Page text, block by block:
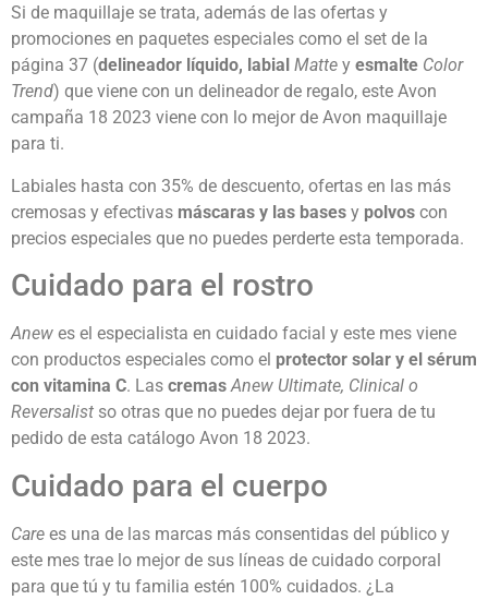
Si de maquillaje se trata, además de las ofertas y
promociones en paquetes especiales como el set de la
página 37 (delineador líquido, labial Matte y esmalte Color
Trend) que viene con un delineador de regalo, este Avon
campaña 18 2023 viene con lo mejor de Avon maquillaje
para ti.
Labiales hasta con 35% de descuento, ofertas en las más
cremosas y efectivas máscaras y las bases y polvos con
precios especiales que no puedes perderte esta temporada.
Cuidado para el rostro
Anew es el especialista en cuidado facial y este mes viene
con productos especiales como el protector solar y el sérum
con vitamina C. Las cremas Anew Ultimate, Clinical o
Reversalist so otras que no puedes dejar por fuera de tu
pedido de esta catálogo Avon 18 2023.
Cuidado para el cuerpo
Care es una de las marcas más consentidas del público y
este mes trae lo mejor de sus líneas de cuidado corporal
para que tú y tu familia estén 100% cuidados. ¿La